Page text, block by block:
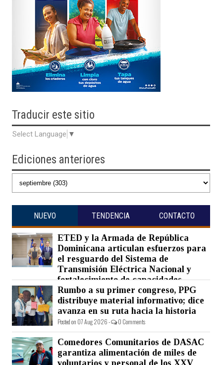
Traducir este sitio
Select Language ▼
Ediciones anteriores
NUEVO TENDENCIA CONTACTO
ETED y la Armada de República
Dominicana articulan esfuerzos para
el resguardo del Sistema de
Transmisión Eléctrica Nacional y
fortalecimiento de capacidades.
Posted on 07 Aug 2026 - 0 Comments
Rumbo a su primer congreso, PPG
distribuye material informativo; dice
avanza en su ruta hacia la historia
Posted on 07 Aug 2026 - 0 Comments
Comedores Comunitarios de DASAC
garantiza alimentación de miles de
voluntarios y personal de los XXV